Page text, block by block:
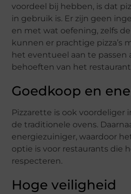
voordeel bij hebben, is dat
in gebruik is. Er zijn geen
en met wat oefening, zelfs
kunnen er prachtige pizza’s
het eventueel aan te passen
behoeften van het
Goedkoop en
Pizzarette is ook voordeliger
de traditionele ovens.
energiezuiniger, waardoor
optie is voor restaurants die
respecteren.
Hoge veiligheid